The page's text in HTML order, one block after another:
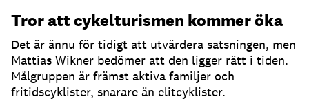
Tror att cykelturismen kommer öka
Det är ännu för tidigt att utvärdera satsningen, men
Mattias Wikner bedömer att den ligger rätt i tiden.
Målgruppen är främst aktiva familjer och
fritidscyklister, snarare än elitcyklister.